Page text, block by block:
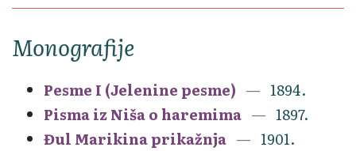
Monografije
Pesme I (Jelenine pesme)
1894.
Pisma iz Niša o haremima
1897.
Đul Marikina prikažnja
1901.